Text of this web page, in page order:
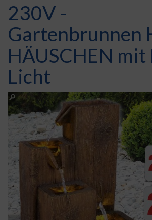
230V -
Gartenbrunnen
HÄUSCHEN mit
Licht